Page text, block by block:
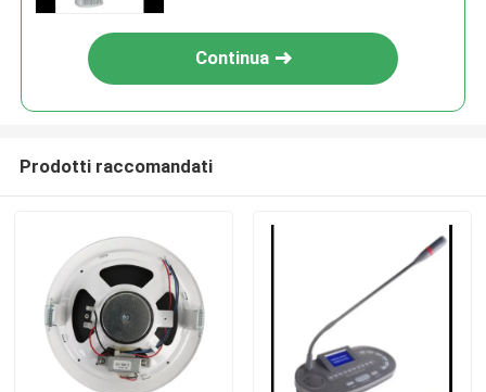
Continua
Prodotti raccomandati